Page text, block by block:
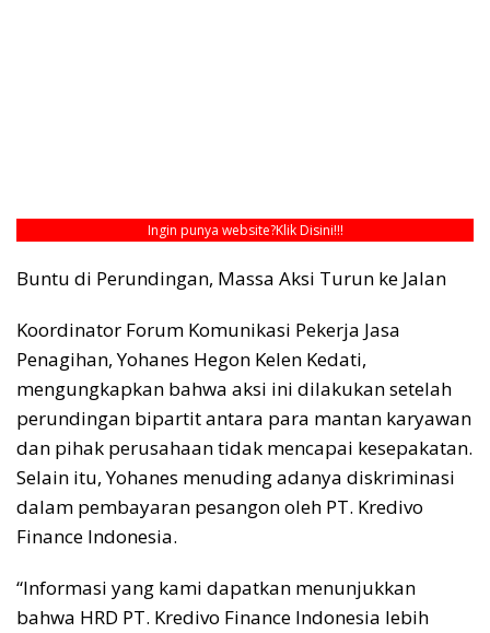
Ingin punya website?Klik Disini!!!
Buntu di Perundingan, Massa Aksi Turun ke Jalan
Koordinator Forum Komunikasi Pekerja Jasa
Penagihan, Yohanes Hegon Kelen Kedati,
mengungkapkan bahwa aksi ini dilakukan setelah
perundingan bipartit antara para mantan karyawan
dan pihak perusahaan tidak mencapai kesepakatan.
Selain itu, Yohanes menuding adanya diskriminasi
dalam pembayaran pesangon oleh PT. Kredivo
Finance Indonesia.
“Informasi yang kami dapatkan menunjukkan
bahwa HRD PT. Kredivo Finance Indonesia lebih